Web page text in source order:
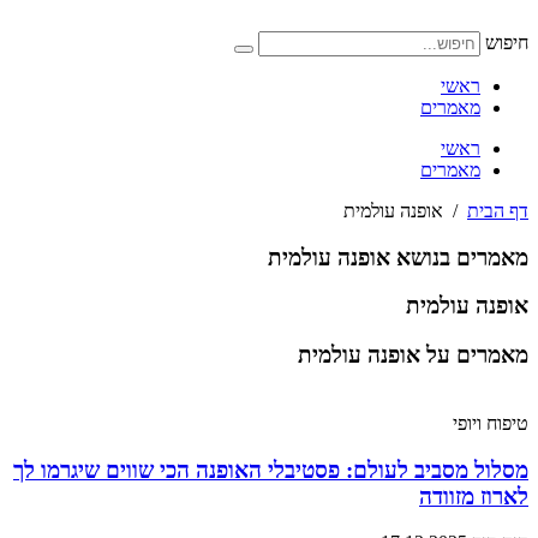
לתוכן
חיפוש
ראשי
מאמרים
ראשי
מאמרים
דף הבית / אופנה עולמית
מאמרים בנושא אופנה עולמית
אופנה עולמית
מאמרים על אופנה עולמית
טיפוח ויופי
מסלול מסביב לעולם: פסטיבלי האופנה הכי שווים שיגרמו לך
לארוז מזוודה